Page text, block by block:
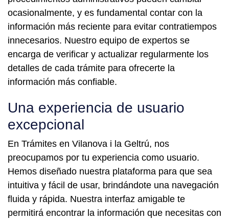
ocasionalmente, y es fundamental contar con la
información más reciente para evitar contratiempos
innecesarios. Nuestro equipo de expertos se
encarga de verificar y actualizar regularmente los
detalles de cada trámite para ofrecerte la
información más confiable.
Una experiencia de usuario
excepcional
En Trámites en Vilanova i la Geltrú, nos
preocupamos por tu experiencia como usuario.
Hemos diseñado nuestra plataforma para que sea
intuitiva y fácil de usar, brindándote una navegación
fluida y rápida. Nuestra interfaz amigable te
permitirá encontrar la información que necesitas con